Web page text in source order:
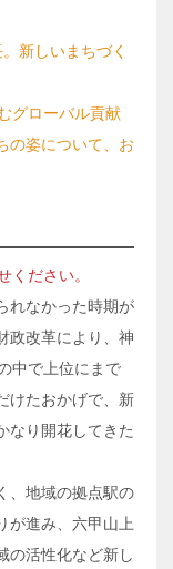
新しいまちづく
グローバル貢献
の姿について、お
ください。
れなかった時期が
政改革により、神
中で上位にまで
けたおかげで、新
なり開花してきた
、地域の拠点駅の
が進み、六甲山上
の活性化など新し